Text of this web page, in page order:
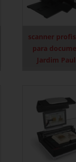
scanner
para
Jardim